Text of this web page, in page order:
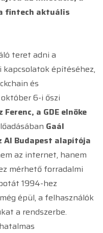
fintech aktuális
teret adni a
építéséhez,
és
6-i őszi
Ferenc, a GDE elnöke
Gaál
AI Budapest alapítója
az internet, hanem
mérhető forradalmi
1994-hez
épül, a felhasználók
a rendszerbe.